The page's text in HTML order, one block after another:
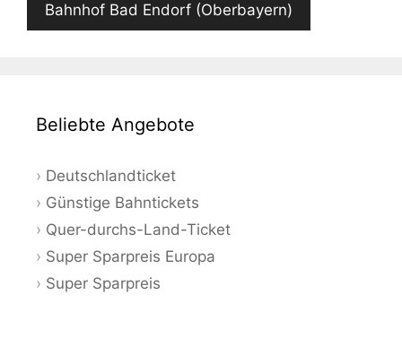
Bahnhof Bad Endorf (Oberbayern)
Beliebte Angebote
Deutschlandticket
Günstige Bahntickets
Quer-durchs-Land-Ticket
Super Sparpreis Europa
Super Sparpreis